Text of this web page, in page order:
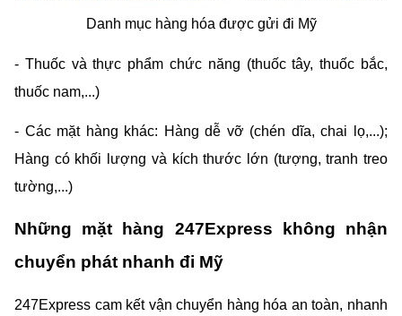
Danh mục hàng hóa được gửi đi Mỹ
- Thuốc và thực phẩm chức năng (thuốc tây, thuốc bắc,
thuốc nam,...)
- Các mặt hàng khác: Hàng dễ vỡ (chén dĩa, chai lọ,...);
Hàng có khối lượng và kích thước lớn (tượng, tranh treo
tường,...)
Những mặt hàng 247Express không nhận
chuyển phát nhanh đi Mỹ
247Express cam kết vận chuyển hàng hóa an toàn, nhanh